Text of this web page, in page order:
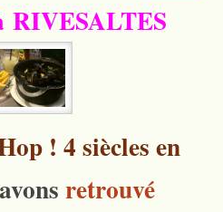
RIVESALTES
! 4 siècles en
retrouvé